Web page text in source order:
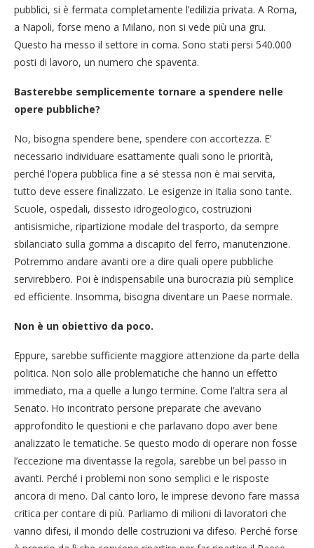
pubblici, si è fermata completamente l’edilizia privata. A Roma,
a Napoli, forse meno a Milano, non si vede più una gru.
Questo ha messo il settore in coma. Sono stati persi 540.000
posti di lavoro, un numero che spaventa.
Basterebbe semplicemente tornare a spendere nelle
opere pubbliche?
No, bisogna spendere bene, spendere con accortezza. E’
necessario individuare esattamente quali sono le priorità,
perché l’opera pubblica fine a sé stessa non è mai servita,
tutto deve essere finalizzato. Le esigenze in Italia sono tante.
Scuole, ospedali, dissesto idrogeologico, costruzioni
antisismiche, ripartizione modale del trasporto, da sempre
sbilanciato sulla gomma a discapito del ferro, manutenzione.
Potremmo andare avanti ore a dire quali opere pubbliche
servirebbero. Poi è indispensabile una burocrazia più semplice
ed efficiente. Insomma, bisogna diventare un Paese normale.
Non è un obiettivo da poco.
Eppure, sarebbe sufficiente maggiore attenzione da parte della
politica. Non solo alle problematiche che hanno un effetto
immediato, ma a quelle a lungo termine. Come l’altra sera al
Senato. Ho incontrato persone preparate che avevano
approfondito le questioni e che parlavano dopo aver bene
analizzato le tematiche. Se questo modo di operare non fosse
l’eccezione ma diventasse la regola, sarebbe un bel passo in
avanti. Perché i problemi non sono semplici e le risposte
ancora di meno. Dal canto loro, le imprese devono fare massa
critica per contare di più. Parliamo di milioni di lavoratori che
vanno difesi, il mondo delle costruzioni va difeso. Perché forse